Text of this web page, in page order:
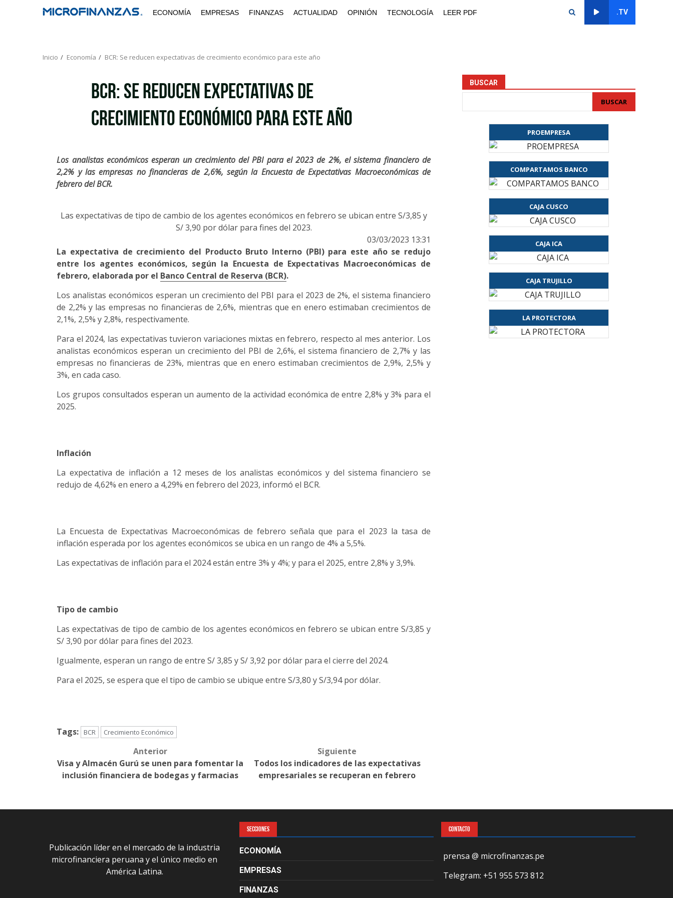
ECONOMÍA EMPRESAS FINANZAS ACTUALIDAD OPINIÓN TECNOLOGÍA LEER PDF .TV
Inicio Economía BCR: Se reducen expectativas de crecimiento económico para este año
BCR: Se reducen expectativas de
crecimiento económico para este año
Los analistas económicos esperan un crecimiento del PBI para el 2023 de 2%, el sistema financiero de
2,2% y las empresas no financieras de 2,6%, según la Encuesta de Expectativas Macroeconómicas de
febrero del BCR.
Las expectativas de tipo de cambio de los agentes económicos en febrero se ubican entre S/3,85 y
S/ 3,90 por dólar para fines del 2023.
03/03/2023 13:31
La expectativa de crecimiento del Producto Bruto Interno (PBI) para este año se redujo
entre los agentes económicos, según la Encuesta de Expectativas Macroeconómicas de
febrero, elaborada por el Banco Central de Reserva (BCR).
Los analistas económicos esperan un crecimiento del PBI para el 2023 de 2%, el sistema financiero
de 2,2% y las empresas no financieras de 2,6%, mientras que en enero estimaban crecimientos de
2,1%, 2,5% y 2,8%, respectivamente.
Para el 2024, las expectativas tuvieron variaciones mixtas en febrero, respecto al mes anterior. Los
analistas económicos esperan un crecimiento del PBI de 2,6%, el sistema financiero de 2,7% y las
empresas no financieras de 23%, mientras que en enero estimaban crecimientos de 2,9%, 2,5% y
3%, en cada caso.
Los grupos consultados esperan un aumento de la actividad económica de entre 2,8% y 3% para el
2025.
Inflación
La expectativa de inflación a 12 meses de los analistas económicos y del sistema financiero se
redujo de 4,62% en enero a 4,29% en febrero del 2023, informó el BCR.
La Encuesta de Expectativas Macroeconómicas de febrero señala que para el 2023 la tasa de
inflación esperada por los agentes económicos se ubica en un rango de 4% a 5,5%.
Las expectativas de inflación para el 2024 están entre 3% y 4%; y para el 2025, entre 2,8% y 3,9%.
Tipo de cambio
Las expectativas de tipo de cambio de los agentes económicos en febrero se ubican entre S/3,85 y
S/ 3,90 por dólar para fines del 2023.
Igualmente, esperan un rango de entre S/ 3,85 y S/ 3,92 por dólar para el cierre del 2024.
Para el 2025, se espera que el tipo de cambio se ubique entre S/3,80 y S/3,94 por dólar.
Tags: BCR Crecimiento Económico
navigation
Anterior
Visa y Almacén Gurú se unen para fomentar la
inclusión financiera de bodegas y farmacias
Siguiente
Todos los indicadores de las expectativas
empresariales se recuperan en febrero
BUSCAR
BUSCAR
PROEMPRESA
COMPARTAMOS BANCO
CAJA CUSCO
CAJA ICA
CAJA TRUJILLO
LA PROTECTORA
Publicación líder en el mercado de la industria
microfinanciera peruana y el único medio en
América Latina.
SECCIONES
ECONOMÍA
EMPRESAS
FINANZAS
CONTACTO
prensa @ microfinanzas.pe
Telegram: +51 955 573 812